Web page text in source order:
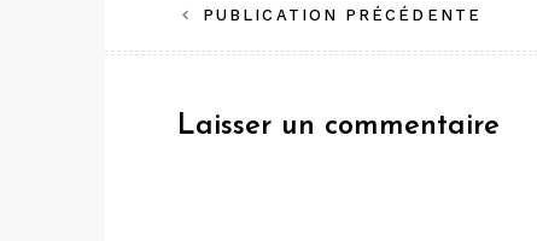
Navigation
de
l’article
PUBLICATION PRÉCÉDENTE
Laisser un commentaire